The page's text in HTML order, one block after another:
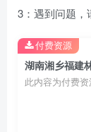
3：遇到问题，
湖南湘乡福建
此内容为付费
付费资源